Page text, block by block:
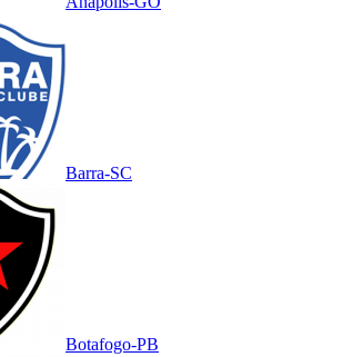
Barra-SC
Botafogo-PB